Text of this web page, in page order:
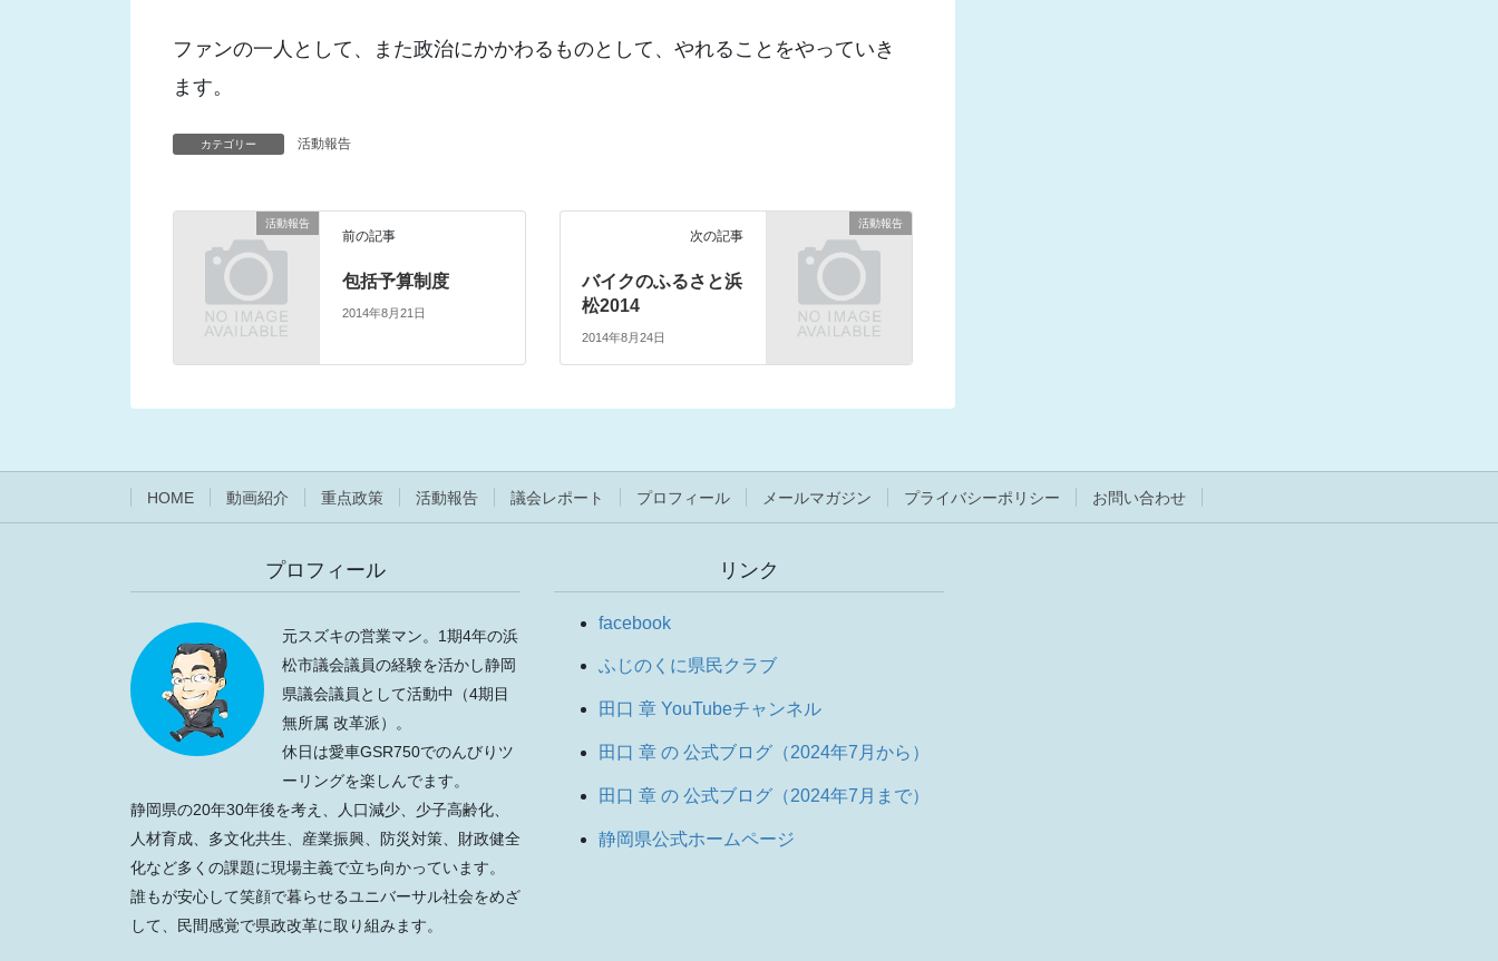
ファンの一人として、また政治にかかわるものとして、やれることをやっていき
ます。
カテゴリー 活動報告
活動報告
前の記事
包括予算制度
2014年8月21日
活動報告
次の記事
バイクのふるさと浜
松2014
2014年8月24日
HOME 動画紹介 重点政策 活動報告 議会レポート プロフィール メールマガジン プライバシーポリシー お問い合わせ
プロフィール
元スズキの営業マン。1期4年の浜
松市議会議員の経験を活かし静岡
県議会議員として活動中（4期目
無所属 改革派）。
休日は愛車GSR750でのんびりツ
ーリングを楽しんでます。
静岡県の20年30年後を考え、人口減少、少子高齢化、
人材育成、多文化共生、産業振興、防災対策、財政健全
化など多くの課題に現場主義で立ち向かっています。
誰もが安心して笑顔で暮らせるユニバーサル社会をめざ
して、民間感覚で県政改革に取り組みます。
リンク
facebook
ふじのくに県民クラブ
田口 章 YouTubeチャンネル
田口 章 の 公式ブログ（2024年7月から）
田口 章 の 公式ブログ（2024年7月まで）
静岡県公式ホームページ